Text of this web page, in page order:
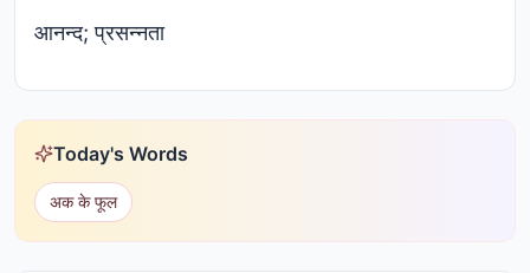
आनन्द; प्रसन्नता
Today's Words
अक के फूल